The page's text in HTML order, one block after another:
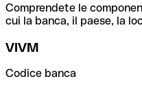
Comprendete le
cui la banca, il paese, la
VIVM
Codice banca